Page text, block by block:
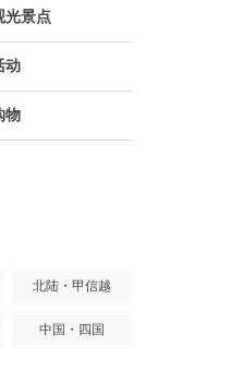
光景点
动
物
北陆・甲信越
中国・四国